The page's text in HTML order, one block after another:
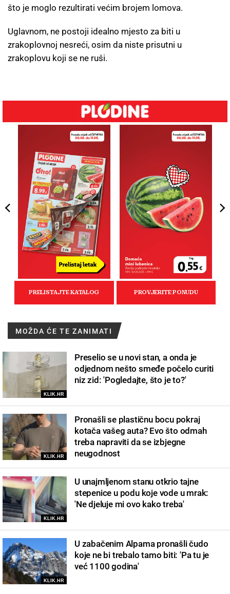
što je moglo rezultirati većim brojem lomova.
Uglavnom, ne postoji idealno mjesto za biti u
zrakoplovnoj nesreći, osim da niste prisutni u
zrakoplovu koji se ne ruši.
MOŽDA ĆE TE ZANIMATI
KLIK.HR
Preselio se u novi stan, a onda je
odjednom nešto smeđe počelo curiti
niz zid: 'Pogledajte, što je to?'
KLIK.HR
Pronašli se plastičnu bocu pokraj
kotača vašeg auta? Evo što odmah
treba napraviti da se izbjegne
neugodnost
KLIK.HR
U unajmljenom stanu otkrio tajne
stepenice u podu koje vode u mrak:
'Ne djeluje mi ovo kako treba'
KLIK.HR
U zabačenim Alpama pronašli čudo
koje ne bi trebalo tamo biti: 'Pa tu je
već 1100 godina'